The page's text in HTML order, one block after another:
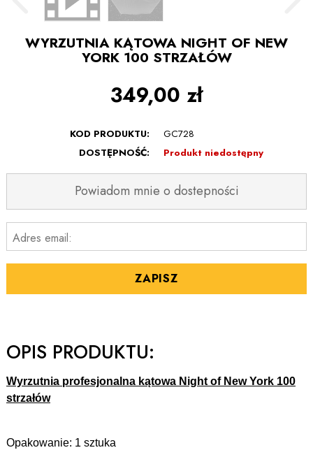
WYRZUTNIA KĄTOWA NIGHT OF NEW
YORK 100 STRZAŁÓW
349,00 zł
KOD PRODUKTU:
GC728
DOSTĘPNOŚĆ:
Produkt niedostępny
Powiadom mnie o dostepności
Adres email:
ZAPISZ
OPIS PRODUKTU:
Wyrzutnia profesjonalna kątowa Night of New York 100
strzałów
Opakowanie: 1 sztuka